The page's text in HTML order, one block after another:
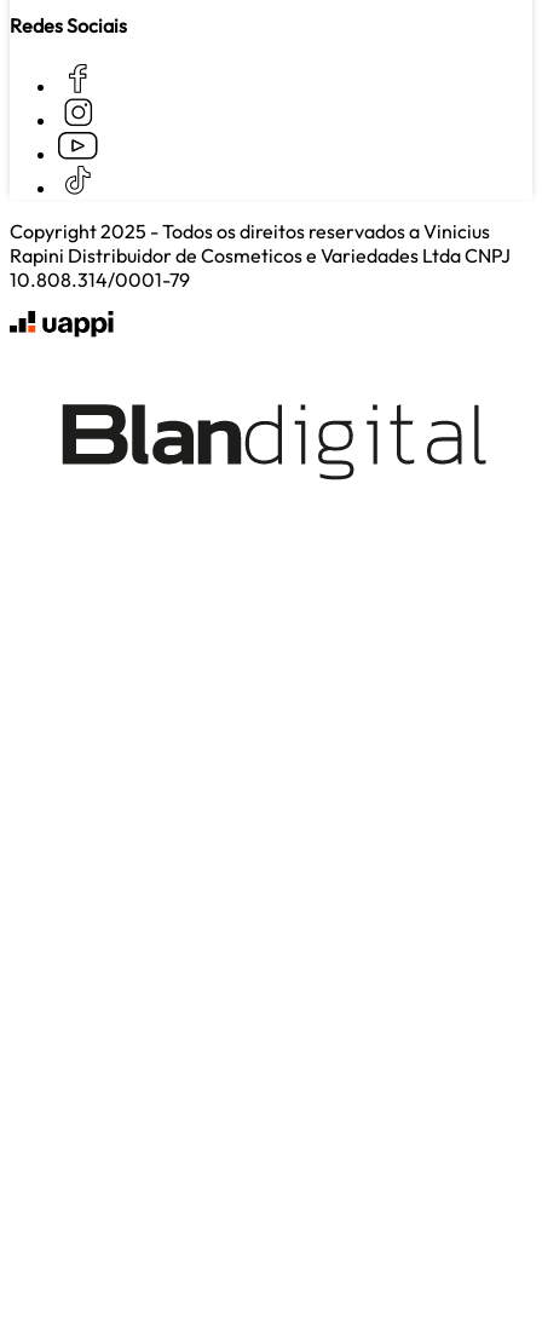
Redes Sociais
Copyright 2025 - Todos os direitos reservados a Vinicius
Rapini Distribuidor de Cosmeticos e Variedades Ltda CNPJ
10.808.314/0001-79